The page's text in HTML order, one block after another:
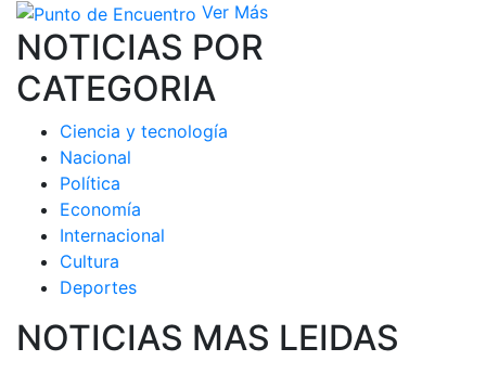
Ver Más
NOTICIAS POR
CATEGORIA
Ciencia y tecnología
Nacional
Política
Economía
Internacional
Cultura
Deportes
NOTICIAS MAS LEIDAS